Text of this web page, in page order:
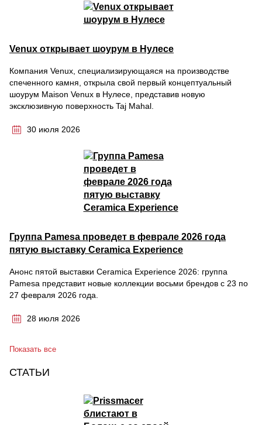
Venux открывает шоурум в Нулесе
Компания Venux, специализирующаяся на производстве
спеченного камня, открыла свой первый концептуальный
шоурум Maison Venux в Нулесе, представив новую
эксклюзивную поверхность Taj Mahal.
30 июля 2026
Группа Pamesa проведет в феврале 2026 года
пятую выставку Ceramica Experience
Анонс пятой выставки Ceramica Experience 2026: группа
Pamesa представит новые коллекции восьми брендов с 23 по
27 февраля 2026 года.
28 июля 2026
Показать все
СТАТЬИ